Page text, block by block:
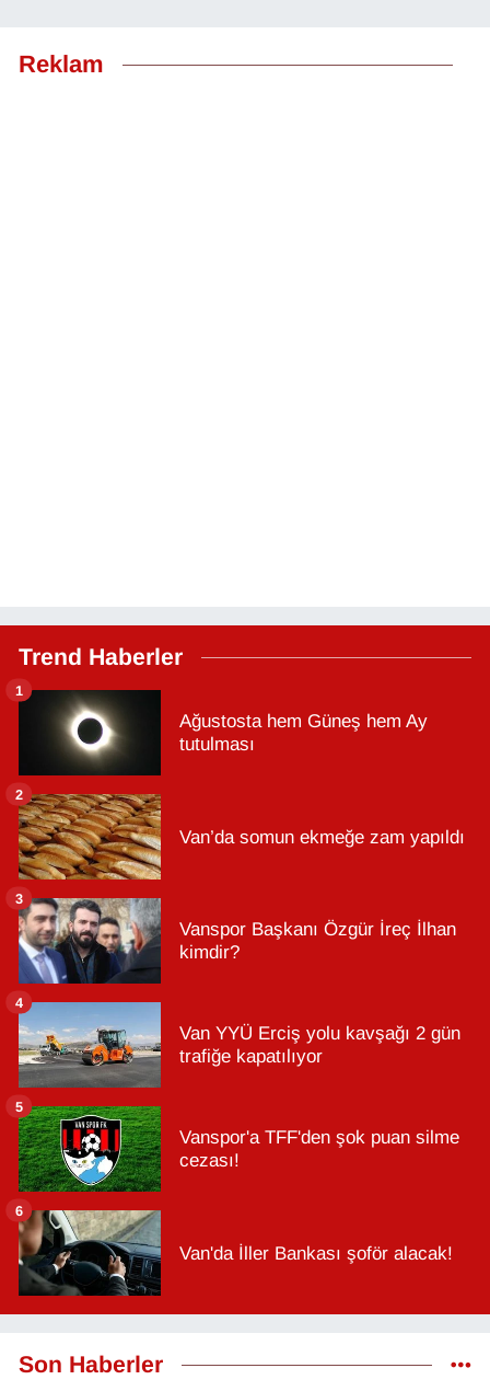
Reklam
Trend Haberler
Ağustosta hem Güneş hem Ay
tutulması
1
Van’da somun ekmeğe zam yapıldı
2
Vanspor Başkanı Özgür İreç İlhan
kimdir?
3
Van YYÜ Erciş yolu kavşağı 2 gün
trafiğe kapatılıyor
4
Vanspor'a TFF'den şok puan silme
cezası!
5
Van'da İller Bankası şoför alacak!
6
Son Haberler